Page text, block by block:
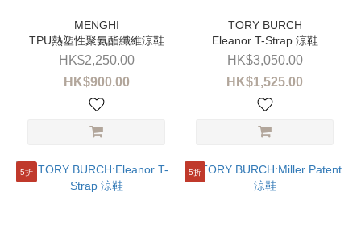
TPU熱塑性聚氨酯纖維涼鞋
HK$900.00
HK$2,250.00
Eleanor T-Strap 涼鞋
HK$1,525.00
HK$3,050.00
5折 5折